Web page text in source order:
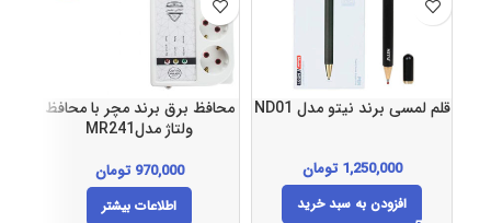
قلم لمسی برند نیتو مدل ND01
1,250,000 تومان
افزودن به سبد خرید
محافظ برق برند مچر با محافظ
ولتاژ مدلMR241
970,000 تومان
اطلاعات بیشتر